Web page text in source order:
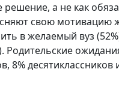
а не как
свою мотивацию
в желаемый вуз
Родительские
8% десятиклассников